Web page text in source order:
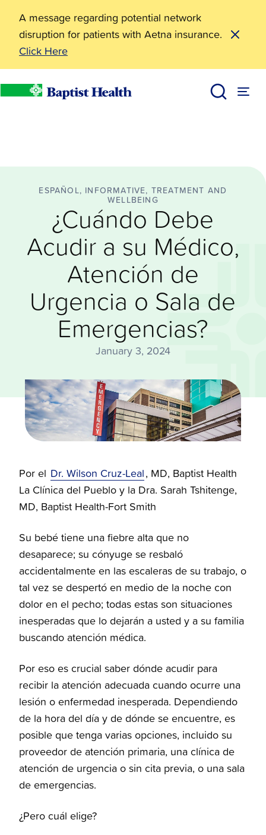
A message regarding potential network
disruption for patients with Aetna insurance.
Click Here
ESPAÑOL, INFORMATIVE, TREATMENT AND
WELLBEING
¿Cuándo Debe
Acudir a su Médico,
Atención de
Urgencia o Sala de
Emergencias?
January 3, 2024
Por el Dr. Wilson Cruz-Leal, MD, Baptist Health
La Clínica del Pueblo y la Dra. Sarah Tshitenge,
MD, Baptist Health-Fort Smith
Su bebé tiene una fiebre alta que no
desaparece; su cónyuge se resbaló
accidentalmente en las escaleras de su trabajo, o
tal vez se despertó en medio de la noche con
dolor en el pecho; todas estas son situaciones
inesperadas que lo dejarán a usted y a su familia
buscando atención médica.
Por eso es crucial saber dónde acudir para
recibir la atención adecuada cuando ocurre una
lesión o enfermedad inesperada. Dependiendo
de la hora del día y de dónde se encuentre, es
posible que tenga varias opciones, incluido su
proveedor de atención primaria, una clínica de
atención de urgencia o sin cita previa, o una sala
de emergencias.
¿Pero cuál elige?